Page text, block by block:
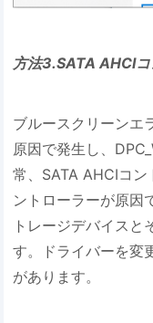
方法3.SATA AHCI
ブルースクリーンエ
原因で発生し、
常、SATA AHCIコン
ントローラーが原因
トレージデバイスと
す。ドライバーを変
があります。